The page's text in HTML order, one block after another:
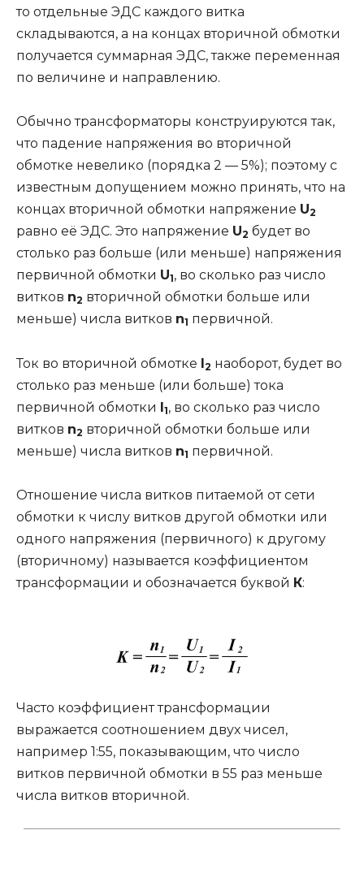
то отдельные ЭДС каждого витка
складываются, а на концах вторичной обмотки
получается суммарная ЭДС, также переменная
по величине и направлению.
Обычно трансформаторы конструируются так,
что падение напряжения во вторичной
обмотке невелико (порядка 2 — 5%); поэтому с
известным допущением можно принять, что на
концах вторичной обмотки напряжение U2
равно её ЭДС. Это напряжение U2 будет во
столько раз больше (или меньше) напряжения
первичной обмотки U1, во сколько раз число
витков n2 вторичной обмотки больше или
меньше) числа витков n1 первичной.
Ток во вторичной обмотке I2 наоборот, будет во
столько раз меньше (или больше) тока
первичной обмотки I1, во сколько раз число
витков n2 вторичной обмотки больше или
меньше) числа витков n1 первичной.
Отношение числа витков питаемой от сети
обмотки к числу витков другой обмотки или
одного напряжения (первичного) к другому
(вторичному) называется коэффициентом
трансформации и обозначается буквой К:
Часто коэффициент трансформации
выражается соотношением двух чисел,
например 1:55, показывающим, что число
витков первичной обмотки в 55 раз меньше
числа витков вторичной.